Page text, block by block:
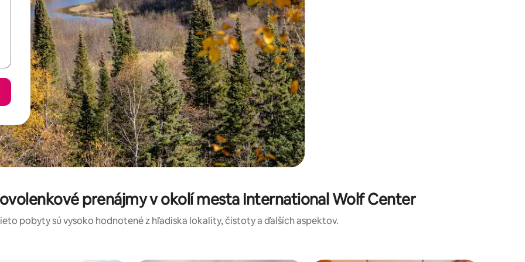
prenájmy v okolí mesta International Wolf Center
pobyty sú vysoko hodnotené z hľadiska lokality, čistoty a ďalších aspektov.